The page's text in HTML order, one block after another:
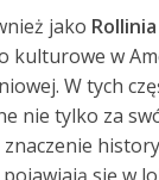
jako
kulturowe w
W tych
nie tylko za